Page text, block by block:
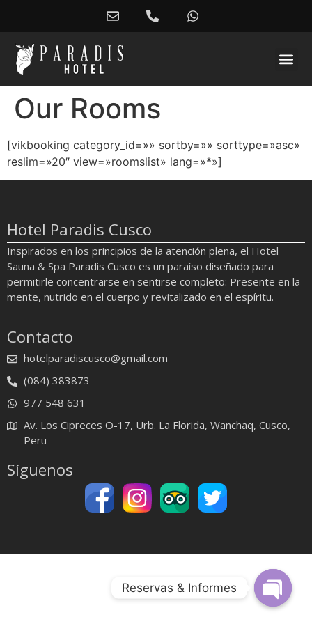
Our Rooms
[vikbooking category_id=»» sortby=»» sorttype=»asc»
reslim=»20″ view=»roomslist» lang=»*»]
Hotel Paradis Cusco
Inspirados en los principios de la atención plena, el Hotel
Sauna & Spa Paradis Cusco es un paraíso diseñado para
permitirle concentrarse en sentirse completo: Presente en la
mente, nutrido en el cuerpo y revitalizado en el espíritu.
Contacto
hotelparadiscusco@gmail.com
(084) 383873
977 548 631
Av. Los Cipreces O-17, Urb. La Florida, Wanchaq, Cusco,
Peru
Síguenos
Reservas & Informes